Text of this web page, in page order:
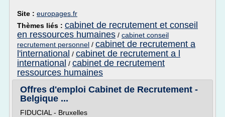
Site : europages.fr
Thèmes liés : cabinet de recrutement et conseil
en ressources humaines / cabinet conseil
recrutement personnel / cabinet de recrutement a
l'international / cabinet de recrutement a l
international / cabinet de recrutement
ressources humaines
Offres d'emploi Cabinet de Recrutement -
Belgique ...
FIDUCIAL - Bruxelles